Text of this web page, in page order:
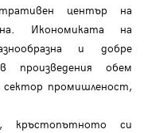
център на
Икономиката на
и добре
произведения обем
промишленост,
кръстопътното си